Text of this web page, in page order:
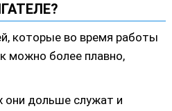
которые во время работы
можно более плавно,
они дольше служат и